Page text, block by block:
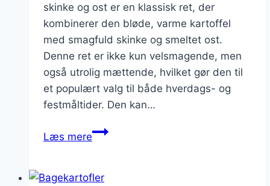
skinke og ost er en klassisk ret, der
kombinerer den bløde, varme kartoffel
med smagfuld skinke og smeltet ost.
Denne ret er ikke kun velsmagende, men
også utrolig mættende, hvilket gør den til
et populært valg til både hverdags- og
festmåltider. Den kan…
Læs mereBagte
skinke